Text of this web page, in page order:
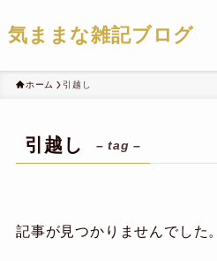
気ままな雑記ブログ
ホーム 引越し
引越し – tag –
記事が見つかりませんでした。